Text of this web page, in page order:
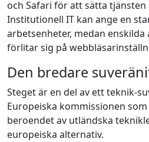
och Safari för att sätta
Institutionell IT kan ange en
arbetsenheter, medan
förlitar sig på
Den bredare
Steget är en del av ett
Europeiska kommissionen
beroendet av utländska
europeiska alternativ.